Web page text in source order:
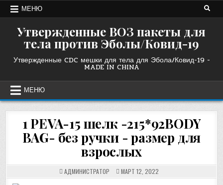
ПерейтиМЕНЮ
Утвержденные ВОЗ пакеты для
тела против Эболы/Ковид-19
Утвержденные CDC мешки для тела для Эбола/Ковид-19 -
MADE IN CHINA
МЕНЮ
1 PEVA-15 шелк -215*92BODY
BAG- без ручки - размер для
взрослых
АДМИНИСТРАТОР МАРТ 12, 2022